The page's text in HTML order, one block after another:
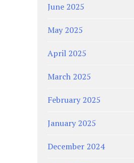
June 2025
May 2025
April 2025
March 2025
February 2025
January 2025
December 2024